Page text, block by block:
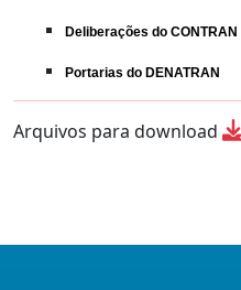
Deliberações do CONTRAN
Portarias do DENATRAN
Arquivos para download